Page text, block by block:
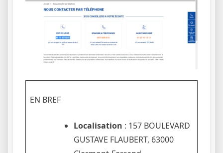
EN BREF
Localisation : 157 BOULEVARD
GUSTAVE FLAUBERT, 63000